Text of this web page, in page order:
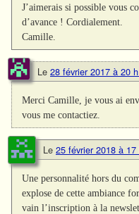
J’aimerais si possible vous
d’avance ! Cordialement.
Camille.
Le 28 février 2017 à 20
Merci Camille, je vous ai
vous me contactiez.
Le 25 février 2018 à
Une personnalité hors du
explose de cette ambiance
vain l’inscription à la